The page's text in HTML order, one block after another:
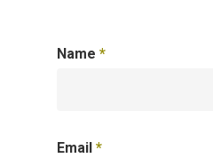
Name *
Email *